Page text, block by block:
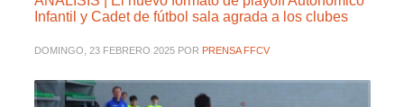
Infantil y Cadet de fútbol sala agrada a los clubes
DOMINGO, 23 FEBRERO 2025 POR PRENSA FFCV